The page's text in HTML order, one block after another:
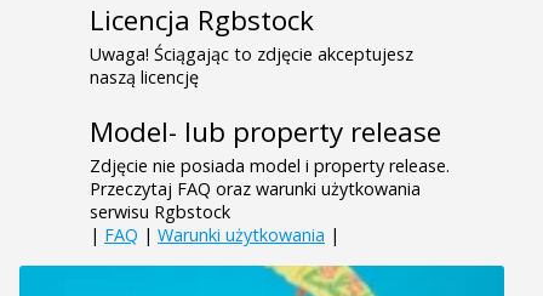
Licencja Rgbstock
Uwaga! Ściągając to zdjęcie akceptujesz
naszą licencję
Model- lub property release
Zdjęcie nie posiada model i property release.
Przeczytaj FAQ oraz warunki użytkowania
serwisu Rgbstock
| FAQ | Warunki użytkowania |